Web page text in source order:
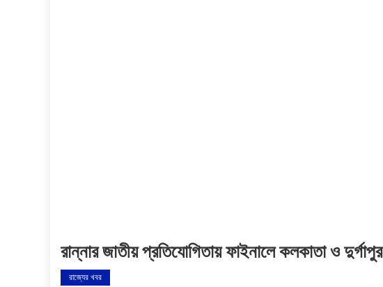
রান্নার জাতীয় প্রতিযোগিতায় ফাইনালে কলকাতা ও দুর্গাপুর
রাজ্যের খবর